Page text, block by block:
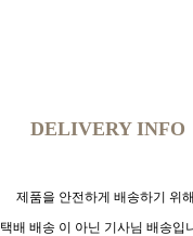
DELIVERY INFO
제품을 안전하게 배송하기 위해
택배 배송 이 아닌 기사님 배송입